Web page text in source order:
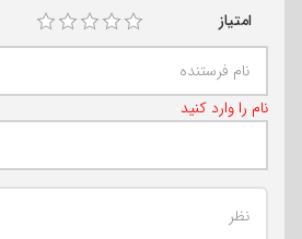
امتیاز
نام را وارد کنید